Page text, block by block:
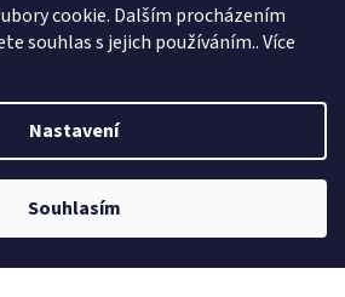
cookie. Dalším procházením
souhlas s jejich používáním.. Více
Nastavení
Souhlasím